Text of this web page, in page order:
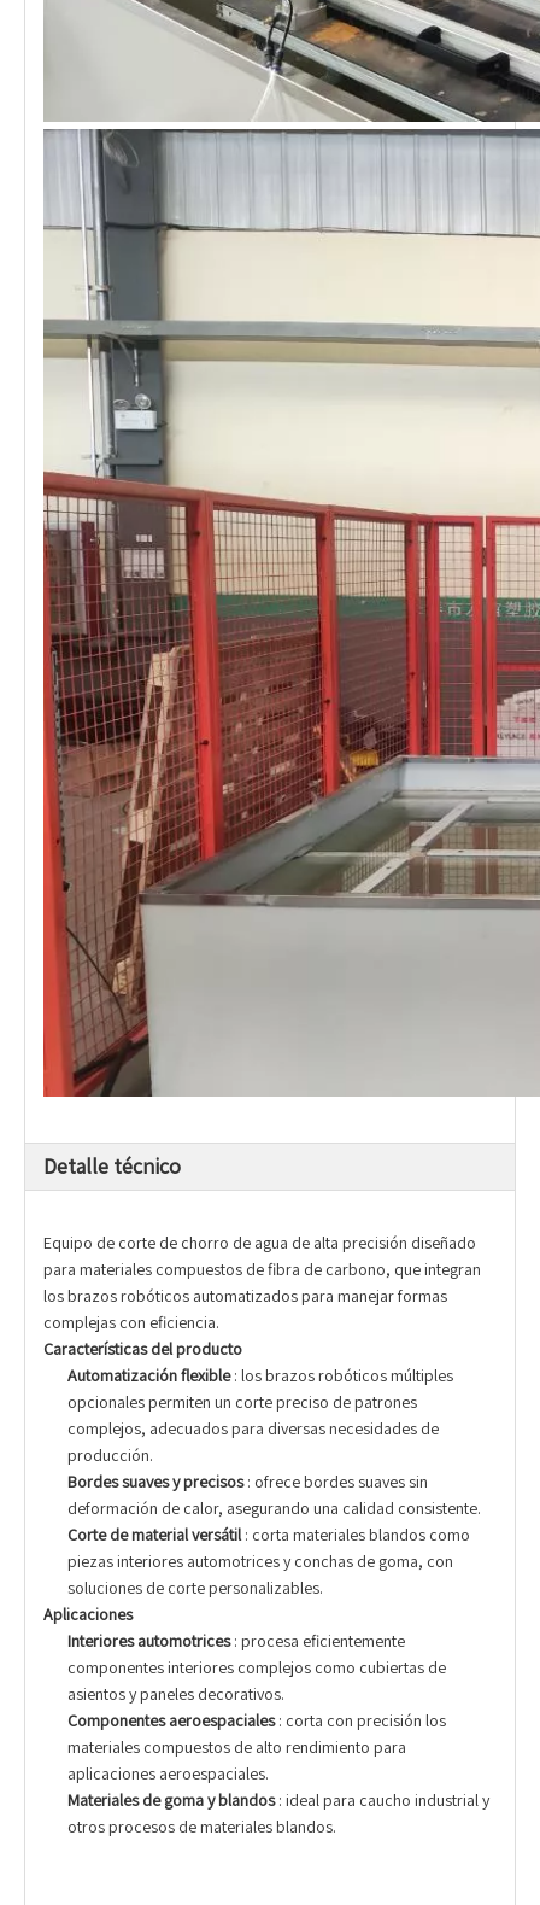
Detalle técnico
Equipo de corte de chorro de agua de alta precisión diseñado
para materiales compuestos de fibra de carbono, que integran
los brazos robóticos automatizados para manejar formas
complejas con eficiencia.
Características del producto
Automatización flexible: los brazos robóticos múltiples
opcionales permiten un corte preciso de patrones
complejos, adecuados para diversas necesidades de
producción.
Bordes suaves y precisos: ofrece bordes suaves sin
deformación de calor, asegurando una calidad consistente.
Corte de material versátil: corta materiales blandos como
piezas interiores automotrices y conchas de goma, con
soluciones de corte personalizables.
Aplicaciones
Interiores automotrices: procesa eficientemente
componentes interiores complejos como cubiertas de
asientos y paneles decorativos.
Componentes aeroespaciales: corta con precisión los
materiales compuestos de alto rendimiento para
aplicaciones aeroespaciales.
Materiales de goma y blandos: ideal para caucho industrial y
otros procesos de materiales blandos.